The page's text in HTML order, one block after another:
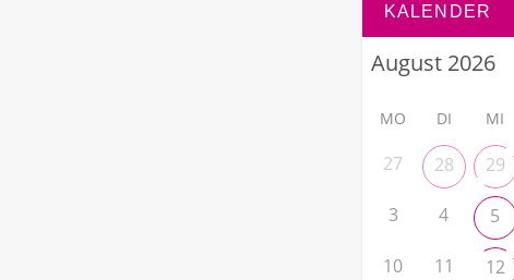
KALENDER
MO DI MI
27 28 29
3 4 5
10 11 12